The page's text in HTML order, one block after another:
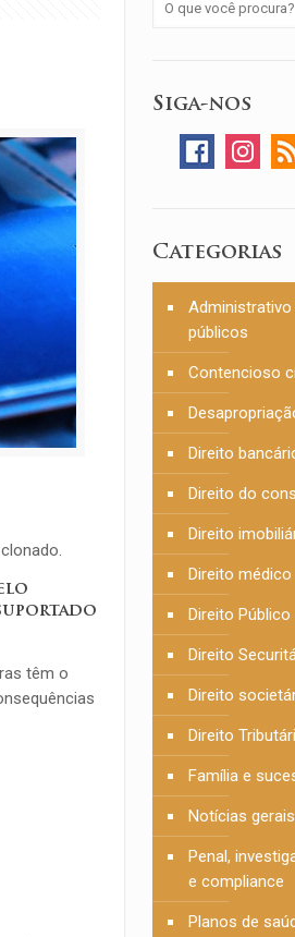
têm o
Siga-nos
Categorias
públicos
Contencioso
Direito
Direito do
Direito
Direito médico
Direito Público
Direito
Direito
Direito
Família e
Notícias gerais
Penal,
e compliance
Planos de